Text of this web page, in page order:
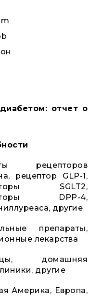
отчет о
рецепторов
рецептор GLP-1,
SGLT2,
DPP-4,
другие
препараты,
лекарства
домашняя
другие
Америка, Европа,